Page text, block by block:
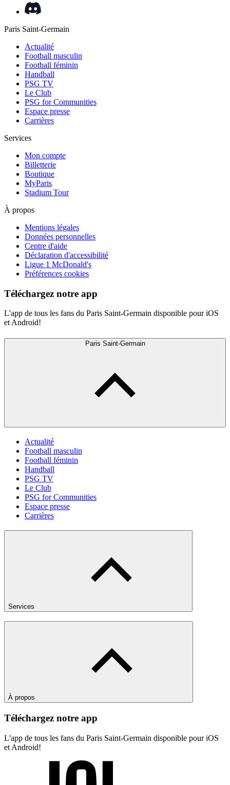
Paris Saint-Germain
Actualité
Football masculin
Football féminin
Handball
PSG TV
Le Club
PSG for Communities
Espace presse
Carrières
Services
Mon compte
Billetterie
Boutique
MyParis
Stadium Tour
À propos
Mentions légales
Données personnelles
Centre d'aide
Déclaration d'accessibilité
Ligue 1 McDonald's
Préférences cookies
Téléchargez notre app
L'app de tous les fans du Paris Saint-Germain disponible pour iOS
et Android!
Paris Saint-Germain
Actualité
Football masculin
Football féminin
Handball
PSG TV
Le Club
PSG for Communities
Espace presse
Carrières
Services
À propos
Téléchargez notre app
L'app de tous les fans du Paris Saint-Germain disponible pour iOS
et Android!